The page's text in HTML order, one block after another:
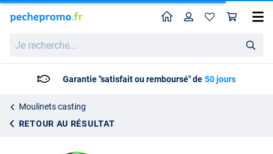
recherche...
HomeProfil
Garantie "satisfait ou remboursé" de 50 jours
Moulinets casting
RETOUR AU RÉSULTAT
Moulinet Casting 13 Fishing Modus RP2 LH